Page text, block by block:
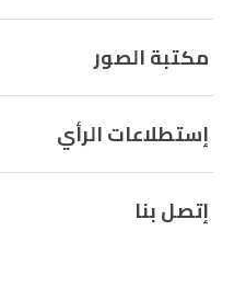
مكتبة الصور
إستطلاعات الرأي
إتصل بنا